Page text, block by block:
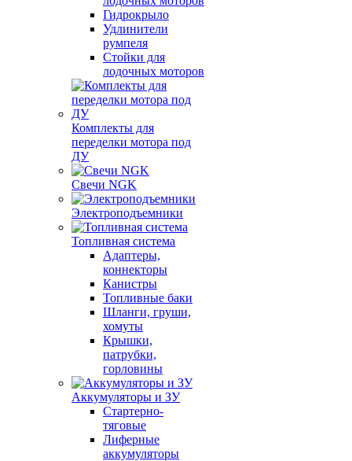
Гидрокрыло
Удлинители
румпеля
Стойки для
лодочных моторов
Комплекты для
переделки мотора под
ДУ
Свечи NGK
Электроподъемники
Топливная система
Адаптеры,
коннекторы
Канистры
Топливные баки
Шланги, груши,
хомуты
Крышки,
патрубки,
горловины
Аккумуляторы и ЗУ
Стартерно-
тяговые
Лиферные
аккумуляторы